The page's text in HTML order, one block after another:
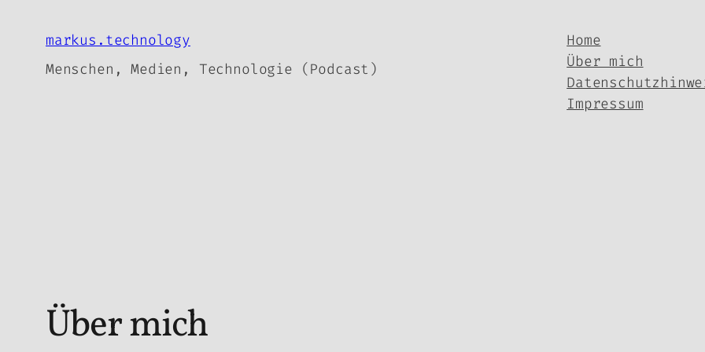
Inhaltmarkus.technology
Menschen, Medien, Technologie (Podcast)
Home
Über mich
Impressum
Über mich